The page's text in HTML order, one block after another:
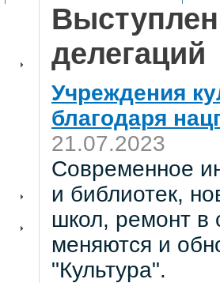
делегаций
Учреждения
благодаря
21.07.2023
Современное
и библиотек,
школ, ремонт в
меняются и
"Культура".